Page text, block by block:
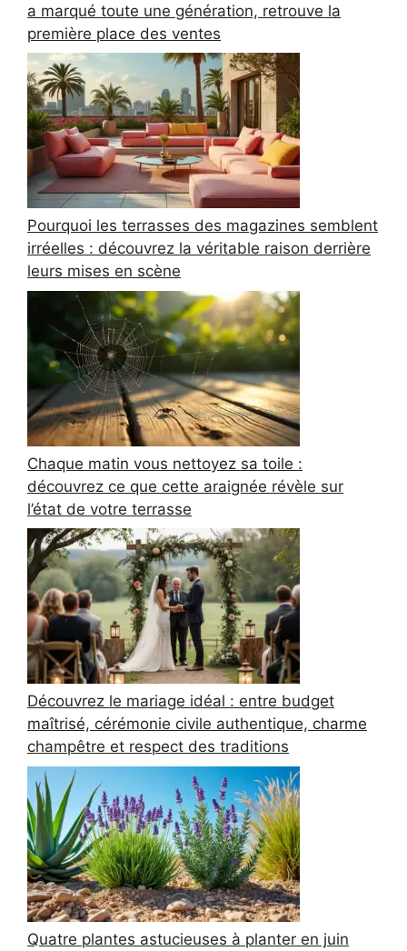
a marqué toute une génération, retrouve la
première place des ventes
Pourquoi les terrasses des magazines semblent
irréelles : découvrez la véritable raison derrière
leurs mises en scène
Chaque matin vous nettoyez sa toile :
découvrez ce que cette araignée révèle sur
l’état de votre terrasse
Découvrez le mariage idéal : entre budget
maîtrisé, cérémonie civile authentique, charme
champêtre et respect des traditions
Quatre plantes astucieuses à planter en juin